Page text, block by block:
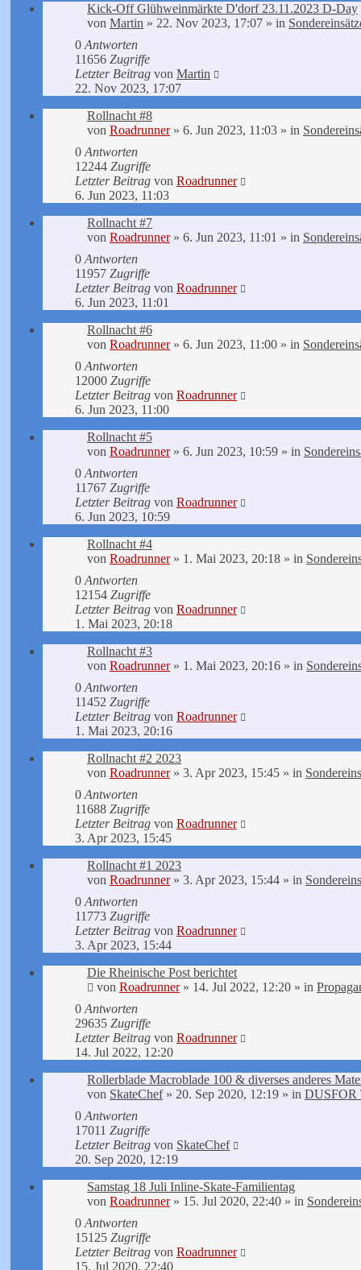
Kick-Off Glühweinmärkte D'dorf 23.11.2023 D-Day
von Martin » 22. Nov 2023, 17:07 » in
0 Antworten
11656 Zugriffe
Letzter Beitrag von Martin
22. Nov 2023, 17:07
Rollnacht #8
von Roadrunner» 6. Jun 2023, 11:03 » in
0 Antworten
12244 Zugriffe
Letzter Beitrag von Roadrunner
6. Jun 2023, 11:03
Rollnacht #7
von Roadrunner» 6. Jun 2023, 11:01 » in
0 Antworten
11957 Zugriffe
Letzter Beitrag von Roadrunner
6. Jun 2023, 11:01
Rollnacht #6
von Roadrunner» 6. Jun 2023, 11:00 » in
0 Antworten
12000 Zugriffe
Letzter Beitrag von Roadrunner
6. Jun 2023, 11:00
Rollnacht #5
von Roadrunner» 6. Jun 2023, 10:59 » in
0 Antworten
11767 Zugriffe
Letzter Beitrag von Roadrunner
6. Jun 2023, 10:59
Rollnacht #4
von Roadrunner» 1. Mai 2023, 20:18 » in
0 Antworten
12154 Zugriffe
Letzter Beitrag von Roadrunner
1. Mai 2023, 20:18
Rollnacht #3
von Roadrunner» 1. Mai 2023, 20:16 » in
0 Antworten
11452 Zugriffe
Letzter Beitrag von Roadrunner
1. Mai 2023, 20:16
Rollnacht #2 2023
von Roadrunner» 3. Apr 2023, 15:45 » in
0 Antworten
11688 Zugriffe
Letzter Beitrag von Roadrunner
3. Apr 2023, 15:45
Rollnacht #1 2023
von Roadrunner» 3. Apr 2023, 15:44 » in
0 Antworten
11773 Zugriffe
Letzter Beitrag von Roadrunner
3. Apr 2023, 15:44
Die Rheinische Post berichtet
von Roadrunner» 14. Jul 2022, 12:20 » in
0 Antworten
29635 Zugriffe
Letzter Beitrag von Roadrunner
14. Jul 2022, 12:20
Rollerblade Macroblade 100 & diverses anderes
von SkateChef» 20. Sep 2020, 12:19 » in DUSFOR
0 Antworten
17011 Zugriffe
Letzter Beitrag von SkateChef
20. Sep 2020, 12:19
Samstag 18 Juli Inline-Skate-Familientag
von Roadrunner» 15. Jul 2020, 22:40 » in
0 Antworten
15125 Zugriffe
Letzter Beitrag von Roadrunner
15. Jul 2020, 22:40